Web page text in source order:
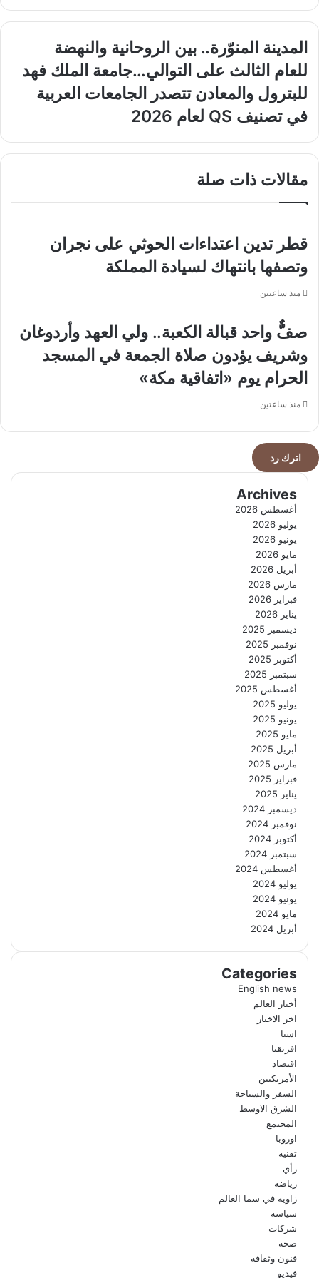
المدينة
المنوّرة..
بين
الروحانية
والنهضة
المدينة المنوّرة.. بين الروحانية والنهضة
للعام
على
التوالي…
جامعة
الملك
فهد
للبترول
والمعادن
تتصدر
في
QS
لعام
للعام الثالث على التوالي…جامعة الملك فهد
للبترول والمعادن تتصدر الجامعات العربية
في تصنيف QS لعام 2026
مقالات ذات صلة
قطر تدين اعتداءات الحوثي على نجران
وتصفها بانتهاك لسيادة المملكة
منذ ساعتين
صفٌّ واحد قبالة الكعبة.. ولي العهد وأردوغان
وشريف يؤدون صلاة الجمعة في المسجد
الحرام يوم «اتفاقية مكة»
منذ ساعتين
اترك رد
Archives
أغسطس 2026
يوليو 2026
يونيو 2026
مايو 2026
أبريل 2026
مارس 2026
فبراير 2026
يناير 2026
ديسمبر 2025
نوفمبر 2025
أكتوبر 2025
سبتمبر 2025
أغسطس 2025
يوليو 2025
يونيو 2025
مايو 2025
أبريل 2025
مارس 2025
فبراير 2025
يناير 2025
ديسمبر 2024
نوفمبر 2024
أكتوبر 2024
سبتمبر 2024
أغسطس 2024
يوليو 2024
يونيو 2024
مايو 2024
أبريل 2024
Categories
English news
أخبار العالم
اخر الاخبار
اسيا
افريقيا
اقتصاد
الأمريكتين
السفر والسياحة
الشرق الاوسط
المجتمع
اوروبا
تقنية
رأي
رياضة
زاوية في سما العالم
سياسة
شركات
صحة
فنون وثقافة
فيديو